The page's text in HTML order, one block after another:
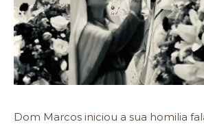
Dom Marcos iniciou a sua homilia